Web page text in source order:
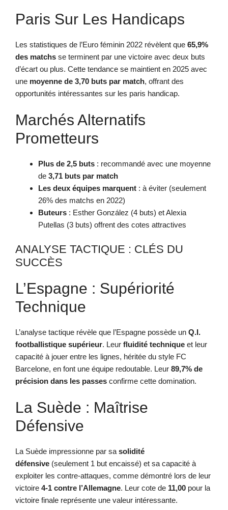
Paris Sur Les Handicaps
Les statistiques de l’Euro féminin 2022 révèlent que 65,9%
des matchs se terminent par une victoire avec deux buts
d’écart ou plus. Cette tendance se maintient en 2025 avec
une moyenne de 3,70 buts par match, offrant des
opportunités intéressantes sur les paris handicap.
Marchés Alternatifs
Prometteurs
Plus de 2,5 buts : recommandé avec une moyenne
de 3,71 buts par match
Les deux équipes marquent : à éviter (seulement
26% des matchs en 2022)
Buteurs : Esther González (4 buts) et Alexia
Putellas (3 buts) offrent des cotes attractives
ANALYSE TACTIQUE : CLÉS DU
SUCCÈS
L’Espagne : Supériorité
Technique
L’analyse tactique révèle que l’Espagne possède un Q.I.
footballistique supérieur. Leur fluidité technique et leur
capacité à jouer entre les lignes, héritée du style FC
Barcelone, en font une équipe redoutable. Leur 89,7% de
précision dans les passes confirme cette domination.
La Suède : Maîtrise
Défensive
La Suède impressionne par sasolidité
défensive (seulement 1 but encaissé) et sa capacité à
exploiter les contre-attaques, comme démontré lors de leur
victoire 4-1 contre l’Allemagne. Leur cote de 11,00 pour la
victoire finale représente une valeur intéressante.